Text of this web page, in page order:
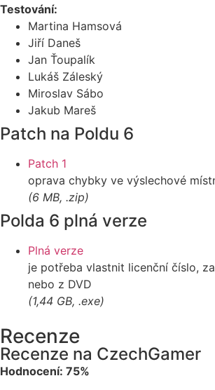
Testování:
Martina Hamsová
Jiří Daneš
Jan Ťoupalík
Lukáš Záleský
Miroslav Sábo
Jakub Mareš
Patch na Poldu 6
Patch 1
oprava chybky ve výslechové
(6 MB, .zip)
Polda 6 plná verze
Plná verze
je potřeba vlastnit licenční číslo,
nebo z DVD
(1,44 GB, .exe)
Recenze
Recenze na CzechGamer
Hodnocení: 75%